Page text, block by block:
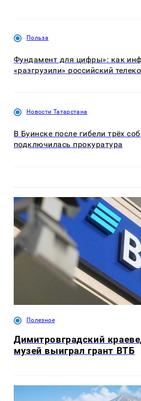
Польза
Фундамент для цифры»: как
«разгрузили» российский
Новости Татарстана
В Буинске после гибели трёх
подключилась прокуратура
Полезное
Димитровградский
музей выиграл грант ВТБ